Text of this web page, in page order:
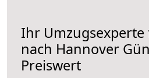
Ihr
nach Hannover
Preiswert